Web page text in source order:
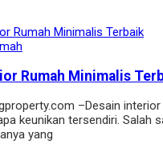
Rumah Minimalis
–Desain
keunikan tersendiri. Salah
yang